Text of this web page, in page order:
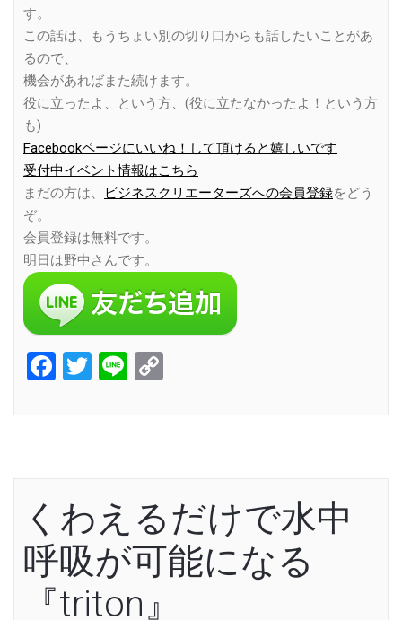
す。
この話は、もうちょい別の切り口からも話したいことがあ
るので、
機会があればまた続けます。
役に立ったよ、という方、(役に立たなかったよ！という方
も)
Facebookページにいいね！して頂けると嬉しいです
受付中イベント情報はこちら
まだの方は、
ビジネスクリエーターズへの会員登録をどう
ぞ。
会員登録は無料です。
明日は野中さんです。
Facebook
Twitter
Line
くわえるだけで水中
呼吸が可能になる
『triton』